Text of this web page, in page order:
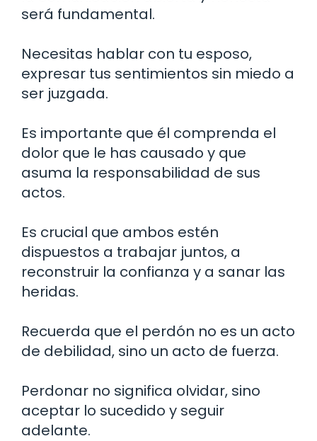
será fundamental.
Necesitas hablar con tu esposo,
expresar tus sentimientos sin miedo a
ser juzgada.
Es importante que él comprenda el
dolor que le has causado y que
asuma la responsabilidad de sus
actos.
Es crucial que ambos estén
dispuestos a trabajar juntos, a
reconstruir la confianza y a sanar las
heridas.
Recuerda que el perdón no es un acto
de debilidad, sino un acto de fuerza.
Perdonar no significa olvidar, sino
aceptar lo sucedido y seguir
adelante.